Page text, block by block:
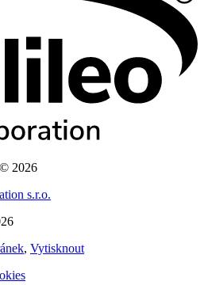
2026
s.r.o.
, Vytisknout